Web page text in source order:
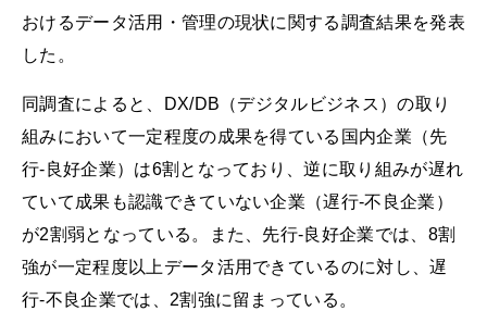
おけるデータ活用・管理の現状に関する調査結果を発表
した。
同調査によると、DX/DB（デジタルビジネス）の取り
組みにおいて一定程度の成果を得ている国内企業（先
行‐良好企業）は6割となっており、逆に取り組みが遅れ
ていて成果も認識できていない企業（遅行‐不良企業）
が2割弱となっている。また、先行‐良好企業では、8割
強が一定程度以上データ活用できているのに対し、遅
行‐不良企業では、2割強に留まっている。